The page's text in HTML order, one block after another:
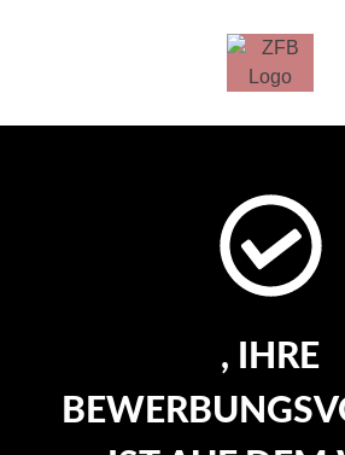
, IHRE